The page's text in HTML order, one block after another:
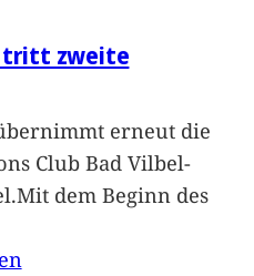
tritt zweite
erneut die
Club Bad Vilbel-
dem Beginn des